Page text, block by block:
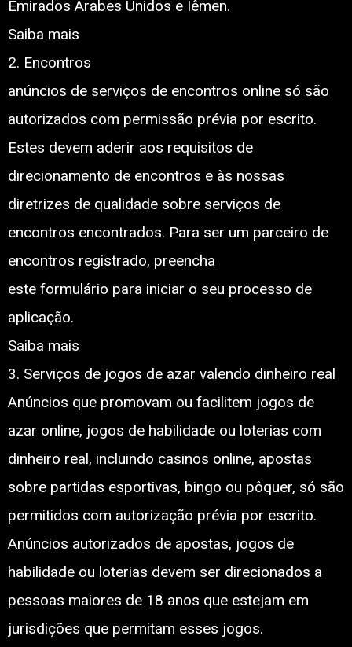
Emirados Árabes Unidos e Iêmen.
Saiba mais
2. Encontros
anúncios de serviços de encontros online só são
autorizados com permissão prévia por escrito.
Estes devem aderir aos requisitos de
direcionamento de encontros e às nossas
diretrizes de qualidade sobre serviços de
encontros encontrados. Para ser um parceiro de
encontros registrado, preencha
este formulário para iniciar o seu processo de
aplicação.
Saiba mais
3. Serviços de jogos de azar valendo dinheiro real
Anúncios que promovam ou facilitem jogos de
azar online, jogos de habilidade ou loterias com
dinheiro real, incluindo casinos online, apostas
sobre partidas esportivas, bingo ou pôquer, só são
permitidos com autorização prévia por escrito.
Anúncios autorizados de apostas, jogos de
habilidade ou loterias devem ser direcionados a
pessoas maiores de 18 anos que estejam em
jurisdições que permitam esses jogos.